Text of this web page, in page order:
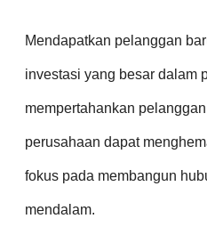
Mendapatkan pelanggan
investasi yang besar dalam
mempertahankan
perusahaan dapat
fokus pada membangun
mendalam.